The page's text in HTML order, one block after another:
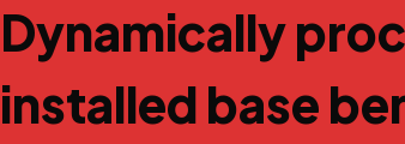
Dynamically
installed base